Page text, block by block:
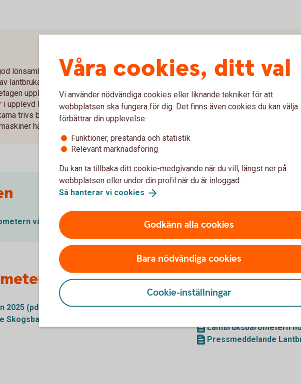
lönsamhet
lantbrukarna har dålig lönsamhet
upplever en fortsatt mycket dålig lönsamhet
i upplevd lönsamhet mellan regioner
trivs bra i sitt yrke
har ökat från 28% till 33%
våren 2026 (pdf) Pressmeddelande
2025
2025 (pdf)
Skogsbarometern 2025 (pdf)
2025
Lantbruksbarometern
Pressmeddelande
Våra cookies, ditt val
Vi använder nödvändiga cookies eller liknande tekniker för att
webbplatsen ska fungera för dig. Det finns även cookies du kan välja
förbättrar din upplevelse:
Funktioner, prestanda och statistik
Relevant marknadsföring
Du kan ta tillbaka ditt cookie-medgivande när du vill, längst ner på
webbplatsen eller under din profil när du är inloggad.
Så hanterar vi cookies .
Godkänn alla cookies
Bara nödvändiga cookies
Cookie-inställningar